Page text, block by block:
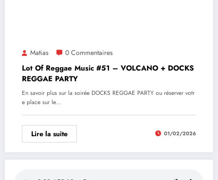
Matias 0 Commentaires
Lot Of Reggae Music #51 – VOLCANO + DOCKS
REGGAE PARTY
En savoir plus sur la soirée DOCKS REGGAE PARTY ou réserver votr
e place sur le…
Lire la suite 01/02/2026